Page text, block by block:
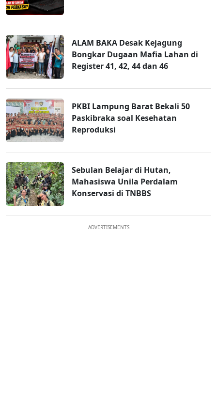
ALAM BAKA Desak Kejagung
Bongkar Dugaan Mafia Lahan di
Register 41, 42, 44 dan 46
PKBI Lampung Barat Bekali 50
Paskibraka soal Kesehatan
Reproduksi
Sebulan Belajar di Hutan,
Mahasiswa Unila Perdalam
Konservasi di TNBBS
ADVERTISEMENTS